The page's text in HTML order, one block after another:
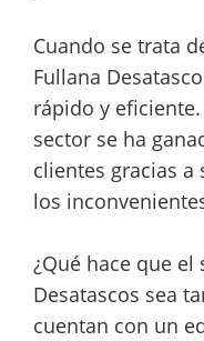
Cuando se trata
Fullana
rápido y
sector se ha
clientes gracias a
los
¿Qué hace que el
Desatascos sea
cuentan con un